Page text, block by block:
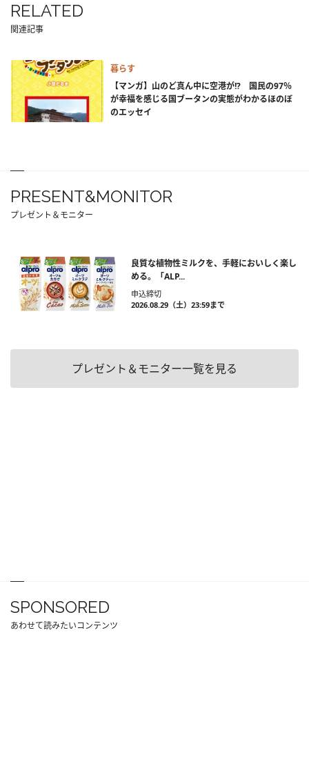
RELATED
関連記事
暮らす
【マンガ】山のど真ん中に空港が!? 国民の97％
が幸福を感じる国ブータンの実態がわかるほのぼ
のエッセイ
PRESENT&MONITOR
プレゼント＆モニター
良質な植物性ミルクを、手軽においしく楽し
める。「ALP...
申込締切
2026.08.29（土）23:59まで
プレゼント＆モニター一覧を見る
SPONSORED
あわせて読みたいコンテンツ